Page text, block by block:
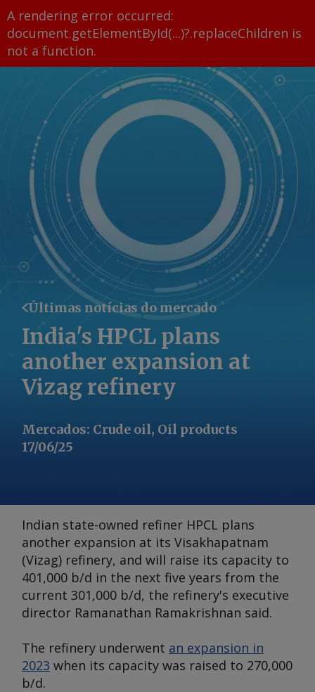
A rendering error occurred:
document.getElementById(...)?.replaceChildren is
not a function.
Últimas notícias do mercado
India's HPCL plans
another expansion at
Vizag refinery
Mercados: Crude oil, Oil products
17/06/25
Indian state-owned refiner HPCL plans
another expansion at its Visakhapatnam
(Vizag) refinery, and will raise its capacity to
401,000 b/d in the next five years from the
current 301,000 b/d, the refinery's executive
director Ramanathan Ramakrishnan said.
The refinery underwent an expansion in
2023 when its capacity was raised to 270,000
b/d.